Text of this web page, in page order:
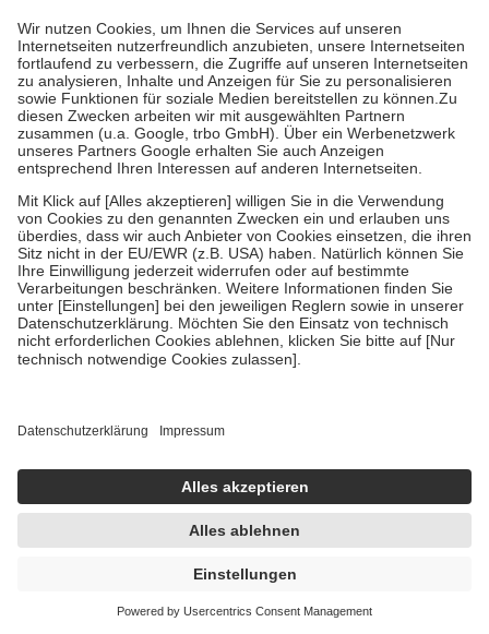
höchstens zehn Euro.
Es sind jedoch nie mehr als die tatsächlichen
Kosten der Leistung zu entrichten.
Diese Regeln gelten grundsätzlich auch für Online-Apotheken.
Bei Heilmitteln und häuslicher Krankenpflege beträgt die
Zuzahlung zehn Prozent der Kosten sowie zehn Euro je
Verordnung.
Um das Engagement der Versicherten für ihre eigene Gesundheit zu
stärken und die besondere Stellung der Familie zu unterstützen,
fallenkeine Zuzahlungenan bei:
• Kindern und Jugendlichen bis zum vollendeten 18. Lebensjahr
mit Ausnahme der Fahrkosten
• Untersuchungen zur Vorsorge und Früherkennung, die von der
GKV getragen werden
• empfohlenen Schutzimpfungen
• Harn- und Blutteststreifen
getroffen, um sicherzustellen, dass es sich um echte Bewertungen
https://help.etrusted.com/hc/de/articles/4419944605341
Einige Bilder und Inhalte wurden unter Zuhilfenahme künstlicher